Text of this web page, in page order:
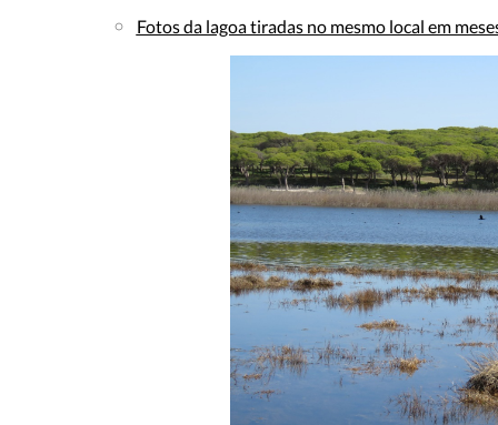
Fotos da lagoa tiradas no mesmo local em